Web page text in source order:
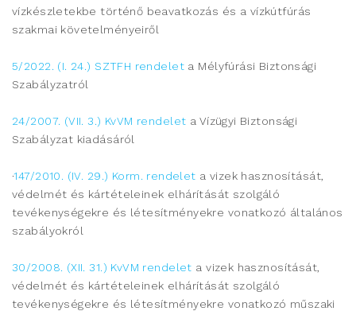
vízkészletekbe történő beavatkozás és a vízkútfúrás
szakmai követelményeiről
5/2022. (I. 24.) SZTFH rendelet a Mélyfúrási Biztonsági
Szabályzatról
24/2007. (VII. 3.) KvVM rendelet a Vízügyi Biztonsági
Szabályzat kiadásáról
·147/2010. (IV. 29.) Korm. rendelet a vizek hasznosítását,
védelmét és kártételeinek elhárítását szolgáló
tevékenységekre és létesítményekre vonatkozó általános
szabályokról
30/2008. (XII. 31.) KvVM rendelet a vizek hasznosítását,
védelmét és kártételeinek elhárítását szolgáló
tevékenységekre és létesítményekre vonatkozó műszaki